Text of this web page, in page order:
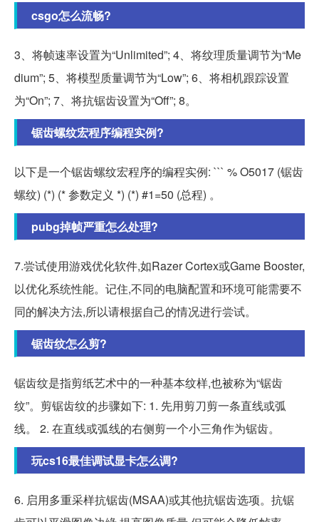
csgo怎么流畅?
3、将帧速率设置为“Unlimited”; 4、将纹理质量调节为“Me
dium”; 5、将模型质量调节为“Low”; 6、将相机跟踪设置
为“On”; 7、将抗锯齿设置为“Off”; 8。
锯齿螺纹宏程序编程实例?
以下是一个锯齿螺纹宏程序的编程实例: ``` % O5017 (锯齿
螺纹) (*) (* 参数定义 *) (*) #1=50 (总程) 。
pubg掉帧严重怎么处理?
7.尝试使用游戏优化软件,如Razer Cortex或Game Booster,
以优化系统性能。记住,不同的电脑配置和环境可能需要不
同的解决方法,所以请根据自己的情况进行尝试。
锯齿纹怎么剪?
锯齿纹是指剪纸艺术中的一种基本纹样,也被称为“锯齿
纹”。剪锯齿纹的步骤如下: 1. 先用剪刀剪一条直线或弧
线。 2. 在直线或弧线的右侧剪一个小三角作为锯齿。
玩cs16最佳调试显卡怎么调?
6. 启用多重采样抗锯齿(MSAA)或其他抗锯齿选项。抗锯